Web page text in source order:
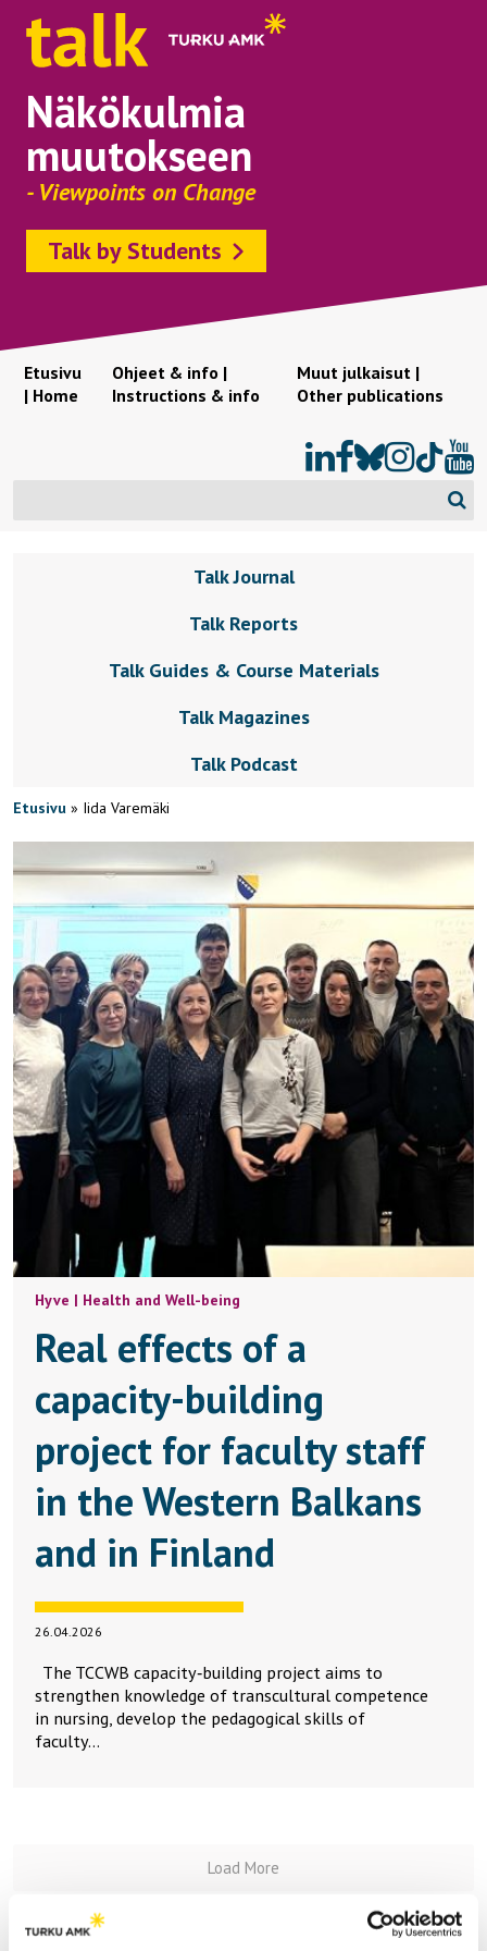
Näkökulmia
muutokseen
- Viewpoints on Change
Talk by Students
Etusivu
| Home
Ohjeet & info |
Instructions & info
Muut julkaisut |
Other publications
Talk Journal
Talk Reports
Talk Guides & Course Materials
Talk Magazines
Talk Podcast
Etusivu » Iida Varemäki
Hyve | Health and Well-being
Real effects of a
capacity-building
project for faculty staff
in the Western Balkans
and in Finland
26.04.2026
The TCCWB capacity‑building project aims to
strengthen knowledge of transcultural competence
in nursing, develop the pedagogical skills of
faculty…
Load More